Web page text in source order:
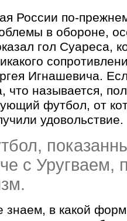
России по-
в обороне,
гол Суареса,
Игнашевича.
что называется,
футбол, от
удовольствие.
с Уругваем,
в какой